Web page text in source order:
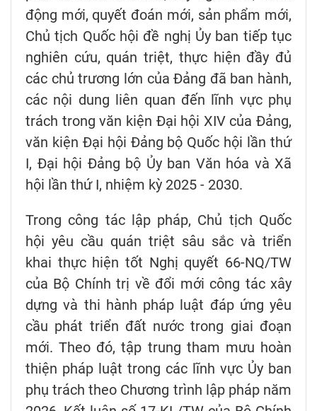
động mới, quyết đoán mới, sản phẩm mới,
Chủ tịch Quốc hội đề nghị Ủy ban tiếp tục
nghiên cứu, quán triệt, thực hiện đầy đủ
các chủ trương lớn của Đảng đã ban hành,
các nội dung liên quan đến lĩnh vực phụ
trách trong văn kiện Đại hội XIV của Đảng,
văn kiện Đại hội Đảng bộ Quốc hội lần thứ
I, Đại hội Đảng bộ Ủy ban Văn hóa và Xã
hội lần thứ I, nhiệm kỳ 2025 - 2030.
Trong công tác lập pháp, Chủ tịch Quốc
hội yêu cầu quán triệt sâu sắc và triển
khai thực hiện tốt Nghị quyết 66-NQ/TW
của Bộ Chính trị về đổi mới công tác xây
dựng và thi hành pháp luật đáp ứng yêu
cầu phát triển đất nước trong giai đoạn
mới. Theo đó, tập trung tham mưu hoàn
thiện pháp luật trong các lĩnh vực Ủy ban
phụ trách theo Chương trình lập pháp năm